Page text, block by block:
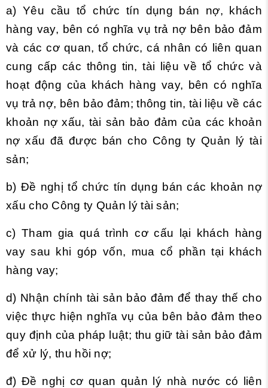
a) Yêu cầu tổ chức tín dụng bán nợ, khách
hàng vay, bên có nghĩa vụ trả nợ bên bảo đảm
và các cơ quan, tổ chức, cá nhân có liên quan
cung cấp các thông tin, tài liệu về tổ chức và
hoạt động của khách hàng vay, bên có nghĩa
vụ trả nợ, bên bảo đảm; thông tin, tài liệu về các
khoản nợ xấu, tài sản bảo đảm của các khoản
nợ xấu đã được bán cho Công ty Quản lý tài
sản;
b) Đề nghị tổ chức tín dụng bán các khoản nợ
xấu cho Công ty Quản lý tài sản;
c) Tham gia quá trình cơ cấu lại khách hàng
vay sau khi góp vốn, mua cổ phần tại khách
hàng vay;
d) Nhận chính tài sản bảo đảm để thay thế cho
việc thực hiện nghĩa vụ của bên bảo đảm theo
quy định của pháp luật; thu giữ tài sản bảo đảm
để xử lý, thu hồi nợ;
đ) Đề nghị cơ quan quản lý nhà nước có liên